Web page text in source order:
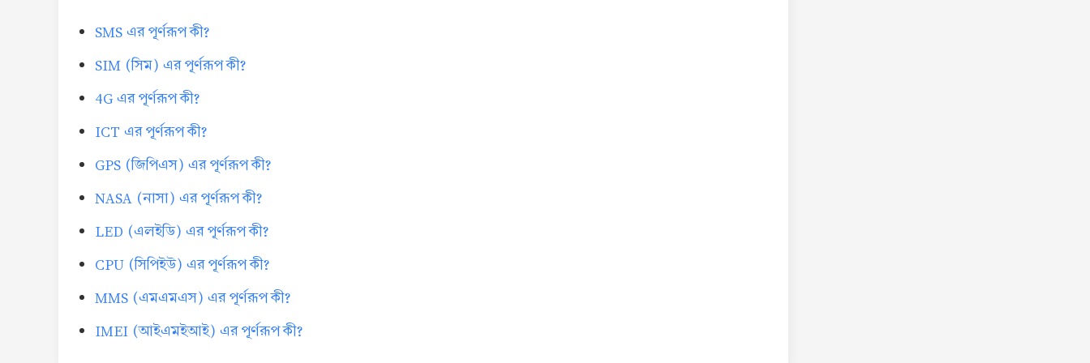
SMS এর পূর্ণরূপ কী?
SIM (সিম) এর পূর্ণরূপ কী?
4G এর পূর্ণরূপ কী?
ICT এর পূর্ণরূপ কী?
GPS (জিপিএস) এর পূর্ণরূপ কী?
NASA (নাসা) এর পূর্ণরূপ কী?
LED (এলইডি) এর পূর্ণরূপ কী?
CPU (সিপিইউ) এর পূর্ণরূপ কী?
MMS (এমএমএস) এর পূর্ণরূপ কী?
IMEI (আইএমইআই) এর পূর্ণরূপ কী?